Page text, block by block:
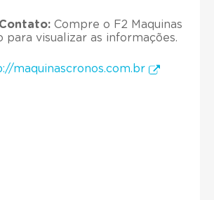
Compre o F2 Maquinas
para visualizar as informações.
maquinascronos.com.br